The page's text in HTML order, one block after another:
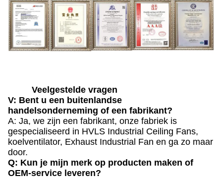
Veelgestelde vragen
V: Bent u een buitenlandse
handelsonderneming of een fabrikant?
A: Ja, we zijn een fabrikant, onze fabriek is
gespecialiseerd in HVLS Industrial Ceiling Fans,
koelventilator, Exhaust Industrial Fan en ga zo maar
door.
Q: Kun je mijn merk op producten maken of
OEM-service leveren?